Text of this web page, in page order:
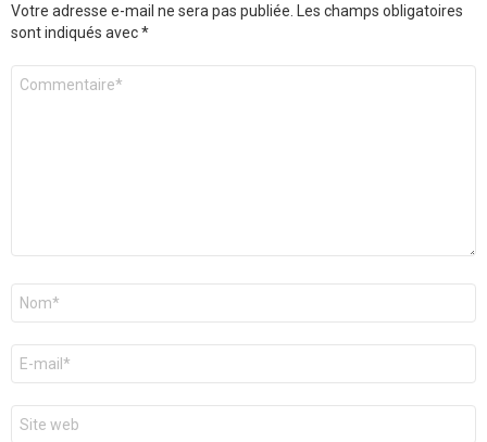
Votre adresse e-mail ne sera pas publiée.
Les champs obligatoires
sont indiqués avec*
Commentaire
Nom
E-
mail
*
Site
web